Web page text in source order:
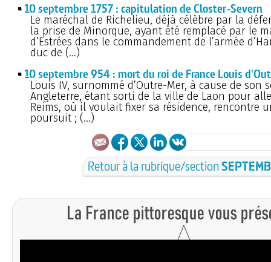
10 septembre 1757 : capitulation de Closter-Severn
Le maréchal de Richelieu, déjà célèbre par la
la prise de Minorque, ayant été remplacé par le
d’Estrées dans le commandement de l’armée
duc de (…)
10 septembre 954 : mort du roi de France Louis
Louis IV, surnommé d’Outre-Mer, à cause de son
Angleterre, étant sorti de la ville de Laon pour
Reims, où il voulait fixer sa résidence, rencontre
poursuit ; (…)
Retour à la rubrique/section